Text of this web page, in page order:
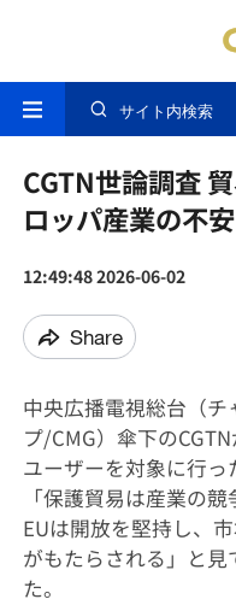
サイト内検索
CGTN世論調査
ロッパ産業の不
12:49:48 2026-06-02
Share
中央広播電視総台（
プ/CMG）傘下の
ユーザーを対象に行
「保護貿易は産業の
EUは開放を堅持し、
がもたらされる」と
た。